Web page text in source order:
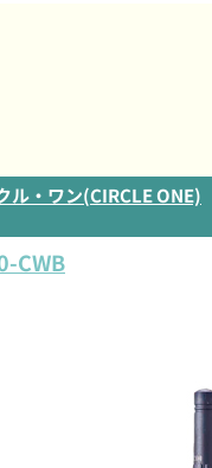
ル・ワン(CIRCLE ONE)
CWB